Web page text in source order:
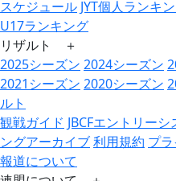
スケジュール JYT個人ランキ
U17ランキング
リザルト ＋
2025シーズン 2024シーズン
2021シーズン 2020シーズン
ルト
観戦ガイド JBCFエントリーシ
ングアーカイブ利用規約 プ
報道について